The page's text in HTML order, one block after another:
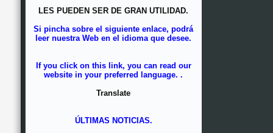
LES PUEDEN SER DE GRAN UTILIDAD.
Si pincha sobre el siguiente enlace, podrá
leer nuestra Web en el idioma que desee.
If you click on this link, you can read our
website in your preferred language. .
Translate
ÚLTIMAS NOTICIAS.